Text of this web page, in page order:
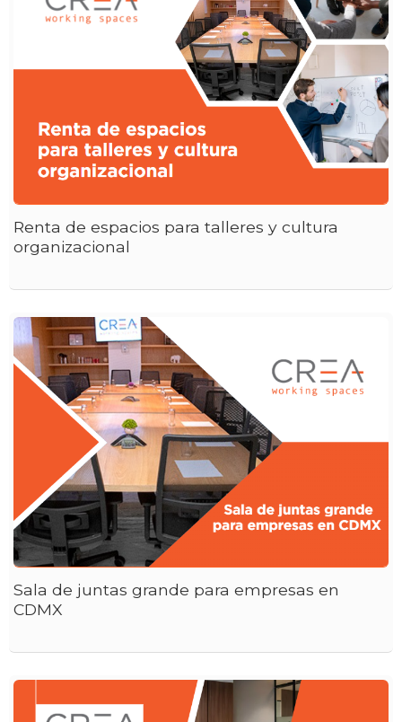
Renta de espacios para talleres y cultura
organizacional
Sala de juntas grande para empresas en
CDMX